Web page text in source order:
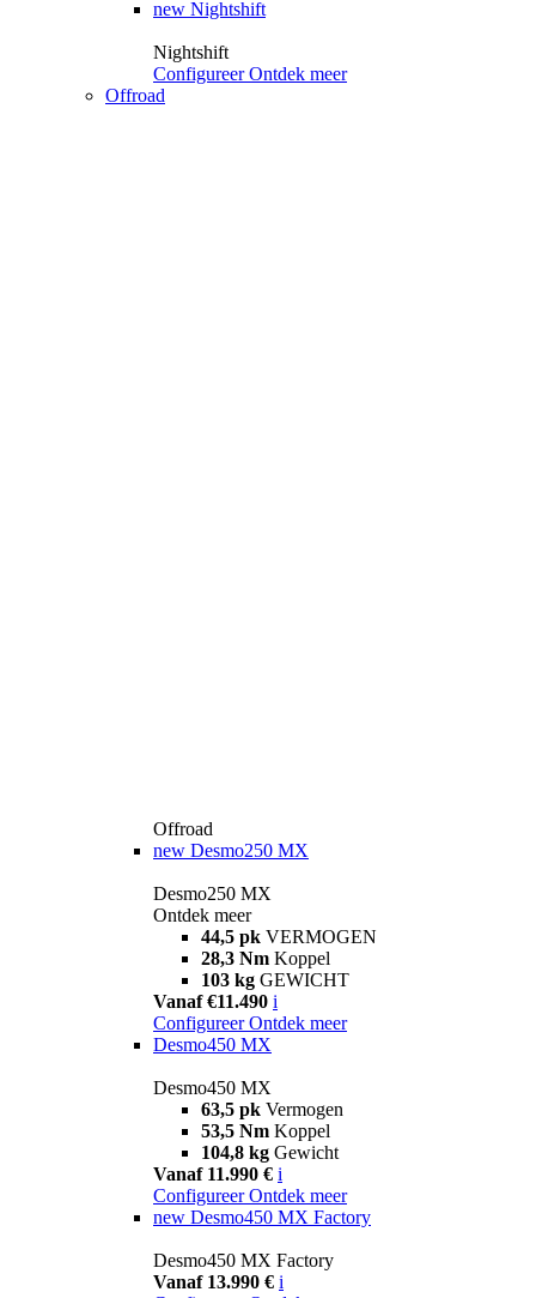
new Nightshift
Nightshift
Configureer Ontdek meer
Offroad
Offroad
new Desmo250 MX
Desmo250 MX
Ontdek meer
44,5 pk VERMOGEN
28,3 Nm Koppel
103 kg GEWICHT
Vanaf €11.490 i
Configureer Ontdek meer
Desmo450 MX
Desmo450 MX
63,5 pk Vermogen
53,5 Nm Koppel
104,8 kg Gewicht
Vanaf 11.990 € i
Configureer Ontdek meer
new Desmo450 MX Factory
Desmo450 MX Factory
Vanaf 13.990 € i